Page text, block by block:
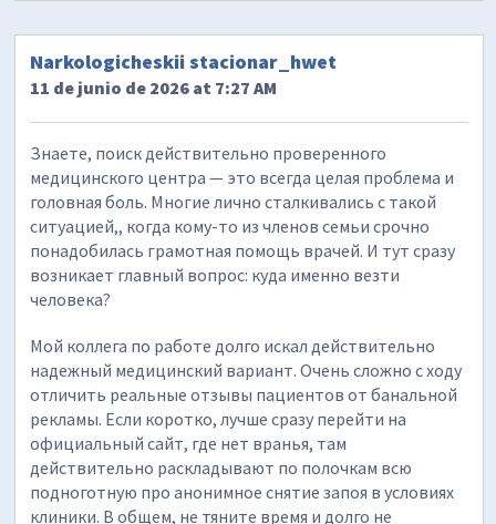
Narkologicheskii stacionar_hwet
11 de junio de 2026 at 7:27 AM
Знаете, поиск действительно проверенного
медицинского центра — это всегда целая проблема и
головная боль. Многие лично сталкивались с такой
ситуацией,, когда кому-то из членов семьи срочно
понадобилась грамотная помощь врачей. И тут сразу
возникает главный вопрос: куда именно везти
человека?
Мой коллега по работе долго искал действительно
надежный медицинский вариант. Очень сложно с ходу
отличить реальные отзывы пациентов от банальной
рекламы. Если коротко, лучше сразу перейти на
официальный сайт, где нет вранья, там
действительно раскладывают по полочкам всю
подноготную про анонимное снятие запоя в условиях
клиники. В общем, не тяните время и долго не